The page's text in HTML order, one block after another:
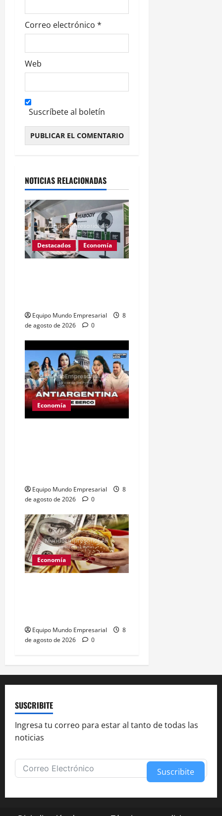
Correo electrónico *
Web
Suscríbete al boletín
NOTICIAS RELACIONADAS
Destacados Economía
Equipo Mundo Empresarial
8
de agosto de 2026
0
Economía
Equipo Mundo Empresarial
8
de agosto de 2026
0
Economía
Equipo Mundo Empresarial
8
de agosto de 2026
0
SUSCRIBITE
Ingresa tu correo para estar al tanto de todas las
noticias
Suscribite